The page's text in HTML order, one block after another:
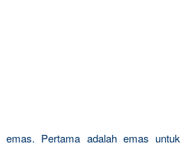
Pertama adalah emas untuk